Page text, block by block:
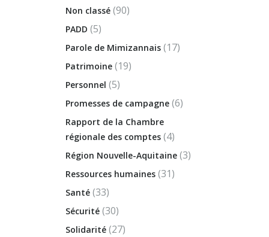
Non classé (90)
PADD (5)
Parole de Mimizannais (17)
Patrimoine (19)
Personnel (5)
Promesses de campagne (6)
Rapport de la Chambre
régionale des comptes (4)
Région Nouvelle-Aquitaine (3)
Ressources humaines (31)
Santé (33)
Sécurité (30)
Solidarité (27)